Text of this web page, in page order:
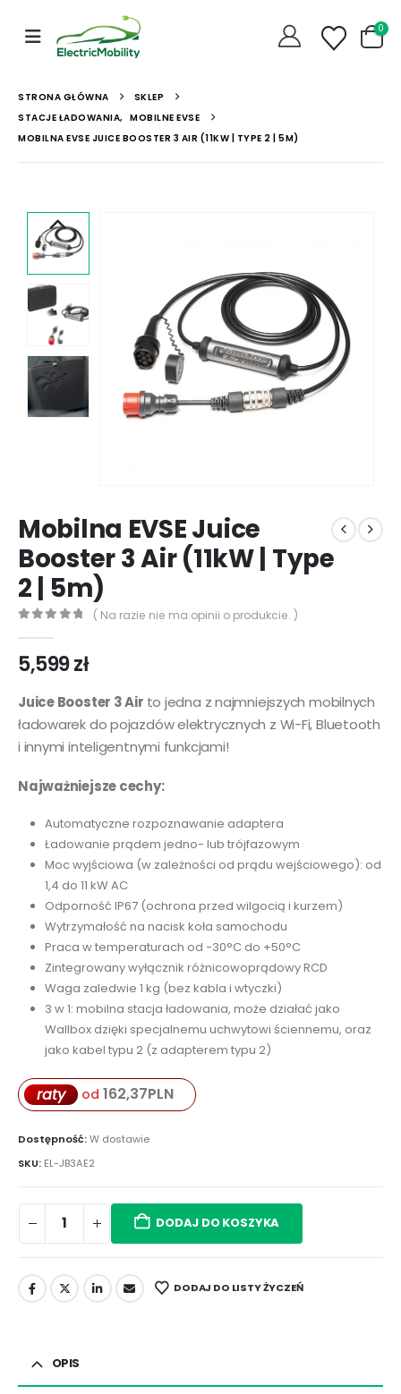
0
STRONA GŁÓWNA
SKLEP
STACJE ŁADOWANIA, MOBILNE EVSE
MOBILNA EVSE JUICE BOOSTER 3 AIR (11KW | TYPE 2 | 5M)
Mobilna EVSE Juice
Booster 3 Air (11kW | Type
2 | 5m)
( Na razie nie ma opinii o produkcie. )
5,599zł
Juice Booster 3 Air to jedna z najmniejszych mobilnych
ładowarek do pojazdów elektrycznych z Wi-Fi, Bluetooth
i innymi inteligentnymi funkcjami!
Najważniejsze cechy:
Automatyczne rozpoznawanie adaptera
Ładowanie prądem jedno- lub trójfazowym
Moc wyjściowa (w zależności od prądu wejściowego): od
1,4 do 11 kW AC
Odporność IP67 (ochrona przed wilgocią i kurzem)
Wytrzymałość na nacisk koła samochodu
Praca w temperaturach od -30°C do +50°C
Zintegrowany wyłącznik różnicowoprądowy RCD
Waga zaledwie 1 kg (bez kabla i wtyczki)
3 w 1: mobilna stacja ładowania, może działać jako
Wallbox dzięki specjalnemu uchwytowi ściennemu, oraz
jako kabel typu 2 (z adapterem typu 2)
raty od 162,37PLN
Dostępność:W dostawie
SKU: EL-JB3AE2
DODAJ DO KOSZYKA
DODAJ DO LISTY ŻYCZEŃ
OPIS